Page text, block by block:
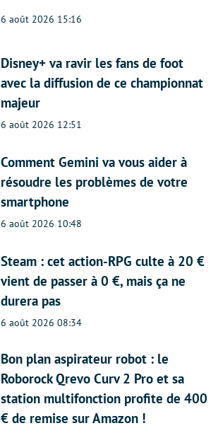
6 août 2026 15:16
Disney+ va ravir les fans de foot
avec la diffusion de ce championnat
majeur
6 août 2026 12:51
Comment Gemini va vous aider à
résoudre les problèmes de votre
smartphone
6 août 2026 10:48
Steam : cet action-RPG culte à 20 €
vient de passer à 0 €, mais ça ne
durera pas
6 août 2026 08:34
Bon plan aspirateur robot : le
Roborock Qrevo Curv 2 Pro et sa
station multifonction profite de 400
€ de remise sur Amazon !